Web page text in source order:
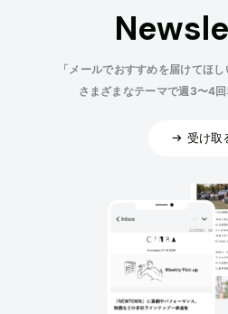
「メールでおすすめを届けてほ
さまざまなテーマで週3〜4回
受け取